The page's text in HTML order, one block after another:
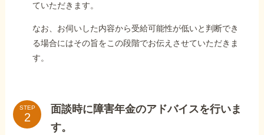
ていただきます。
なお、お伺いした内容から受給可能性が低いと判断でき
る場合にはその旨をこの段階でお伝えさせていただきま
す。
STEP
面談時に障害年金のアドバイスを行いま
す。